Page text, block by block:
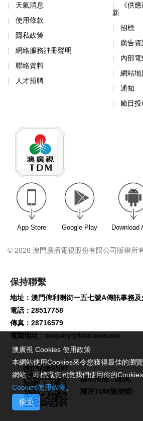
天氣消息
使用條款
隱私政策
網絡服務註冊聲明
聯絡資料
人才招聘
《供
新
招標
廣告
內部電
網站地
通知
節目投
App Store Google Play Download
© 2026 澳門廣播電視股份有限公司版權所
保持聯繫
地址：澳門俾利喇街一五七號A傳訊事務
電話：28517758
傳真：28716579
電郵地址： enquiry@tdm.com.mo
請即掃描二維碼,
關注TDM微信號!
澳廣視 Cookies 使用政策
本網站使用Cookies來令您獲得最佳的瀏
網站，即標識您同意我們使用你的
Cookies使用政策。
接受